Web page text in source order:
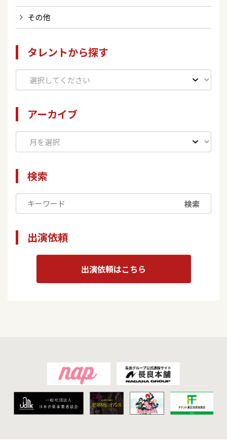
その他
タレントから探す
アーカイブ
検索
検索
出演依頼
出演依頼はこちら